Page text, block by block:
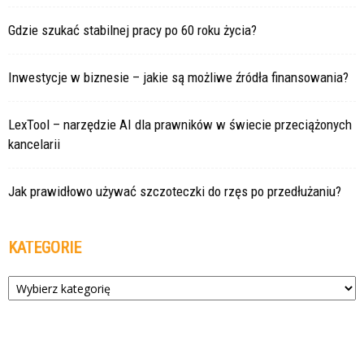
Gdzie szukać stabilnej pracy po 60 roku życia?
Inwestycje w biznesie – jakie są możliwe źródła finansowania?
LexTool – narzędzie AI dla prawników w świecie przeciążonych
kancelarii
Jak prawidłowo używać szczoteczki do rzęs po przedłużaniu?
KATEGORIE
Kategorie